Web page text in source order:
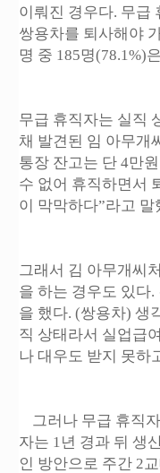
이뤄진 경우다. 무급
쌍용차를 퇴사해야
명 중 185명(78.1%)
무급 휴직자는 실직
채 발견된 임 아무개
통장 잔고는 단 4만
수 없어 휴직하면서
이 막막하다”라고 말
그래서 김 아무개씨
을 하는 경우도 있다
을 했다. (쌍용차) 생
직 상태라서 실업급
나 대우도 받지 못하
그러나 무급 휴직
자는 1년 경과 뒤 생
인 방안으로 주간 2